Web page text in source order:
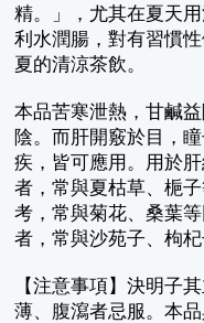
精。」，尤其在夏天
利水潤腸，對有習慣
夏的清涼茶飲。
本品苦寒泄熱，甘鹹
陰。而肝開竅於目，
疾，皆可應用。用於
者，常與夏枯草、梔
考，常與菊花、桑葉
者，常與沙苑子、枸杞
【注意事項】決明子
薄、腹瀉者忌服。本